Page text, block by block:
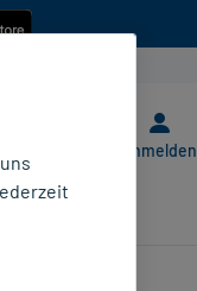
Anmelden